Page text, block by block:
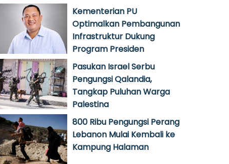
Kementerian PU
Optimalkan Pembangunan
Infrastruktur Dukung
Program Presiden
Pasukan Israel Serbu
Pengungsi Qalandia,
Tangkap Puluhan Warga
Palestina
800 Ribu Pengungsi Perang
Lebanon Mulai Kembali ke
Kampung Halaman